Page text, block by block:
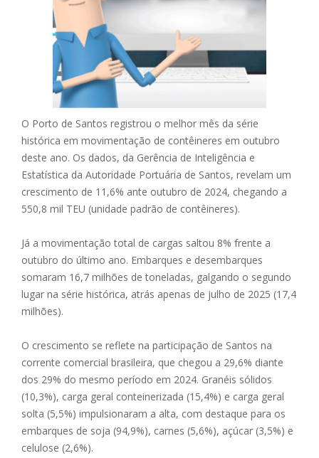
O Porto de Santos registrou o melhor mês da série
histórica em movimentação de contêineres em outubro
deste ano. Os dados, da Gerência de Inteligência e
Estatística da Autoridade Portuária de Santos, revelam um
crescimento de 11,6% ante outubro de 2024, chegando a
550,8 mil TEU (unidade padrão de contêineres).
Já a movimentação total de cargas saltou 8% frente a
outubro do último ano. Embarques e desembarques
somaram 16,7 milhões de toneladas, galgando o segundo
lugar na série histórica, atrás apenas de julho de 2025 (17,4
milhões).
O crescimento se reflete na participação de Santos na
corrente comercial brasileira, que chegou a 29,6% diante
dos 29% do mesmo período em 2024. Granéis sólidos
(10,3%), carga geral conteinerizada (15,4%) e carga geral
solta (5,5%) impulsionaram a alta, com destaque para os
embarques de soja (94,9%), carnes (5,6%), açúcar (3,5%) e
celulose (2,6%).